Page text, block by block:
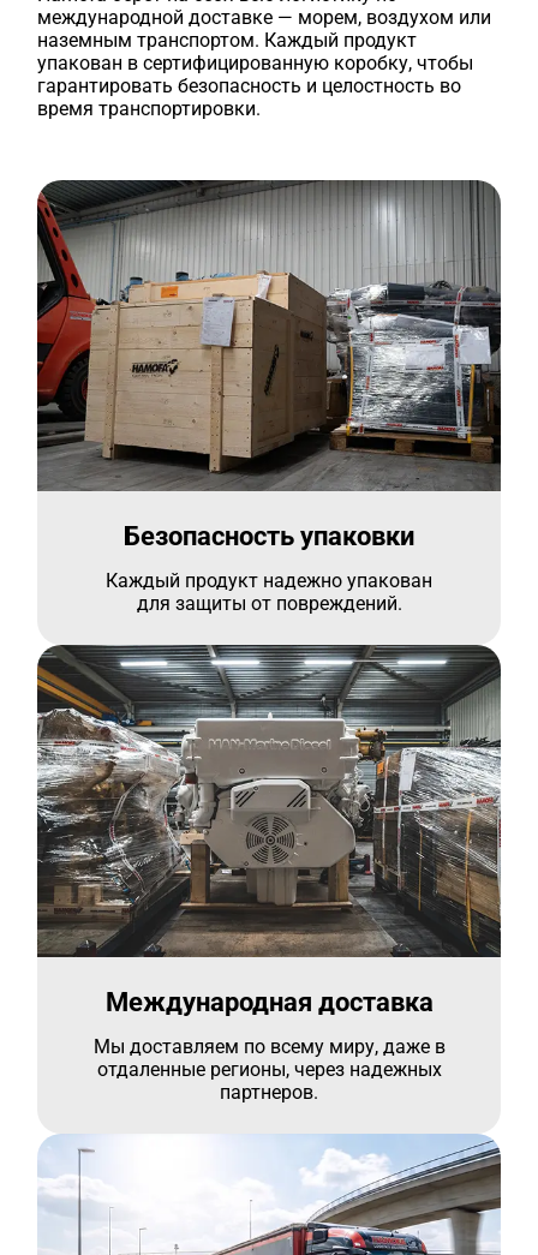
международной доставке — морем, воздухом или
наземным транспортом. Каждый продукт
упакован в сертифицированную коробку, чтобы
гарантировать безопасность и целостность во
время транспортировки.
Безопасность упаковки
Каждый продукт надежно упакован
для защиты от повреждений.
Международная доставка
Мы доставляем по всему миру, даже в
отдаленные регионы, через надежных
партнеров.